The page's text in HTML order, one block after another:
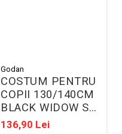
Godan
COSTUM PENTRU
COPII 130/140CM
BLACK WIDOW SL-
BW13
136,90 Lei